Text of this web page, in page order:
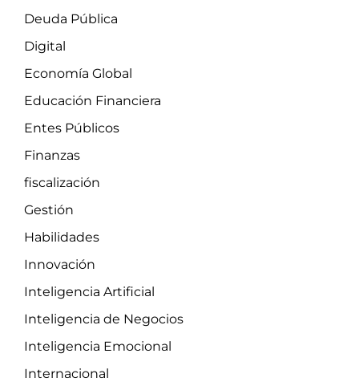
Deuda Pública
Digital
Economía Global
Educación Financiera
Entes Públicos
Finanzas
fiscalización
Gestión
Habilidades
Innovación
Inteligencia Artificial
Inteligencia de Negocios
Inteligencia Emocional
Internacional